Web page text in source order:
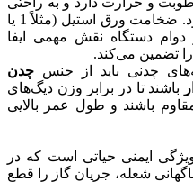
تمیز و بهداشتی می‌شود. ضخامت ورق استیل (مثلاً 1 یا
در دوام دستگاه نقش مهمی ایفا
تضمین می‌کند.
چدنی باید از جنس چدن
باشند تا در برابر وزن دیگ‌های
باشند و طول عمر بالایی
ایمنی حیاتی است که در
شعله، جریان گاز را قطع